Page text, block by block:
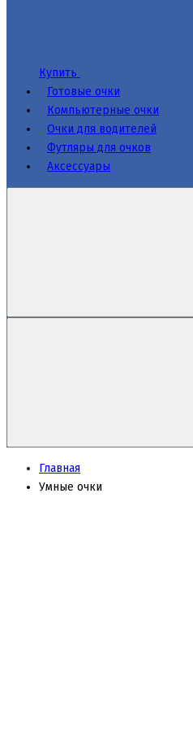
Купить
Готовые очки
Компьютерные очки
Очки для водителей
Футляры для очков
Аксессуары
Главная
Умные очки